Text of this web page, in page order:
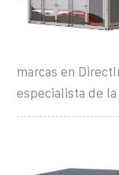
marcas en
especialista de